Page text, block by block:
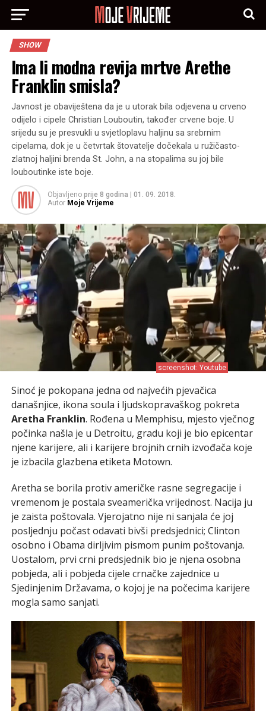
SHOW
Ima li modna revija mrtve Arethe
Franklin smisla?
Javnost je obaviještena da je u utorak bila odjevena u crveno
odijelo i cipele Christian Louboutin, također crvene boje. U
srijedu su je presvukli u svjetloplavu haljinu sa srebrnim
cipelama, dok je u četvrtak štovatelje dočekala u ružičasto-
zlatnoj haljini brenda St. John, a na stopalima su joj bile
louboutinke iste boje.
Objavljeno prije 8 godina
01. 09. 2018.
Autor Moje Vrijeme
screenshot: Youtube
Sinoć je pokopana jedna od najvećih pjevačica
današnjice, ikona soula i ljudskopravaškog pokreta
Aretha Franklin. Rođena u Memphisu, mjesto vječnog
počinka našla je u Detroitu, gradu koji je bio epicentar
njene karijere, ali i karijere brojnih crnih izvođača koje
je izbacila glazbena etiketa Motown.
Aretha se borila protiv američke rasne segregacije i
vremenom je postala sveamerička vrijednost. Nacija ju
je zaista poštovala. Vjerojatno nije ni sanjala će joj
posljednju počast odavati bivši predsjednici; Clinton
osobno i Obama dirljivim pismom punim poštovanja.
Uostalom, prvi crni predsjednik bio je njena osobna
pobjeda, ali i pobjeda cijele crnačke zajednice u
Sjedinjenim Državama, o kojoj je na počecima karijere
mogla samo sanjati.